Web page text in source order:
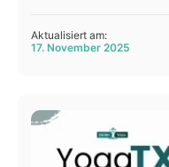
Aktualisiert am:
17. November 2025